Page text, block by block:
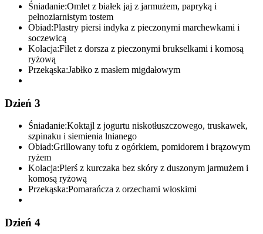
Śniadanie:Omlet z białek jaj z jarmużem, papryką i
pełnoziarnistym tostem
Obiad:Plastry piersi indyka z pieczonymi marchewkami i
soczewicą
Kolacja:Filet z dorsza z pieczonymi brukselkami i komosą
ryżową
Przekąska:Jabłko z masłem migdałowym
Dzień 3
Śniadanie:Koktajl z jogurtu niskotłuszczowego, truskawek,
szpinaku i siemienia lnianego
Obiad:Grillowany tofu z ogórkiem, pomidorem i brązowym
ryżem
Kolacja:Pierś z kurczaka bez skóry z duszonym jarmużem i
komosą ryżową
Przekąska:Pomarańcza z orzechami włoskimi
Dzień 4